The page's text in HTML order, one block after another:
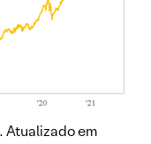
Atualizado em